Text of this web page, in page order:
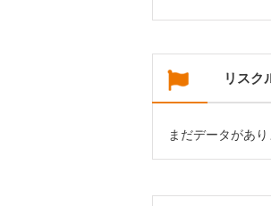
リスク
まだデータがあり